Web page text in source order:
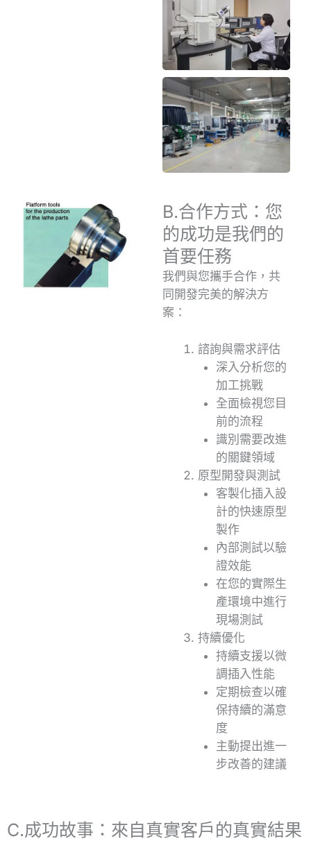
B.合作方式：您
的成功是我們的
首要任務
我們與您攜手合作，共
同開發完美的解決方
案：
諮詢與需求評估
深入分析您的
加工挑戰
全面檢視您目
前的流程
識別需要改進
的關鍵領域
原型開發與測試
客製化插入設
計的快速原型
製作
內部測試以驗
證效能
在您的實際生
產環境中進行
現場測試
持續優化
持續支援以微
調插入性能
定期檢查以確
保持續的滿意
度
主動提出進一
步改善的建議
C.成功故事：來自真實客戶的真實結果